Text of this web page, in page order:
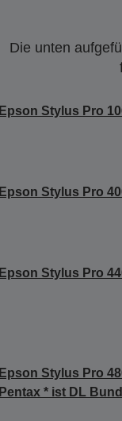
Die unten
Epson Stylus Pro
Epson Stylus Pro
Epson Stylus Pro
Epson Stylus Pro
Pentax * ist DL